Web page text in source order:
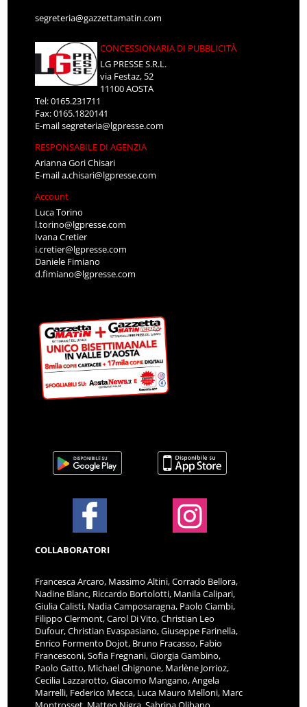
segreteria@gazzettamatin.com
CONCESSIONARIA DI PUBBLICITÀ
LG PRESSE S.R.L.
via Festaz, 52
11100 AOSTA
Tel: 0165.231711
Fax: 0165.1820141
E-mailsegreteria@lgpresse.com
RESPONSABILE DI AGENZIA
Arianna Gori Chisari
E-maila.chisari@lgpresse.com
Account
Luca Torino
l.torino@lgpresse.com
Ivana Cretier
i.cretier@lgpresse.com
Daniele Fimiano
d.fimiano@lgpresse.com
COLLABORATORI
Francesca Arcaro, Massimo Altini, Corrado Bellora,
Nadine Blanc, Riccardo Bortolotti, Manila Calipari,
Giulia Calisti, Nadia Camposaragna, Paolo Ciambi,
Filippo Clermont, Carol Di Vito, Christian Leo
Dufour, Christian Evaspasiano, Giuseppe Farinella,
Enrico Formento Dojot, Bruno Fracasso, Fabio
Francesconi, Sofia Fregnani, Giorgia Gambino,
Paolo Gatto, Michael Ghignone, Marlène Jorrioz,
Cecilia Lazzarotto, Giacomo Mangano, Angela
Marrelli, Federico Mecca, Luca Mauro Melloni, Marc